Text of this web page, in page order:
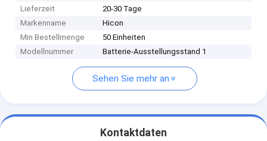
Lieferzeit
20-30 Tage
Markenname
Hicon
Min Bestellmenge
50 Einheiten
Modellnummer
Batterie-Ausstellungsstand 1
Sehen Sie mehr an
Kontaktdaten